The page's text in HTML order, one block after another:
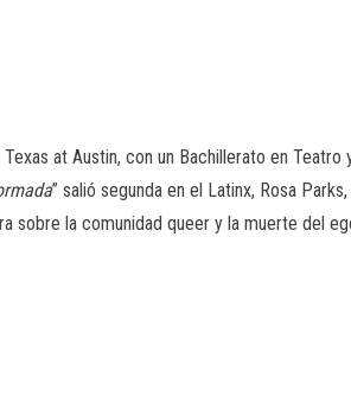
at Austin, con un Bachillerato en
” salió segunda en el Latinx, Rosa
sobre la comunidad queer y la muerte del